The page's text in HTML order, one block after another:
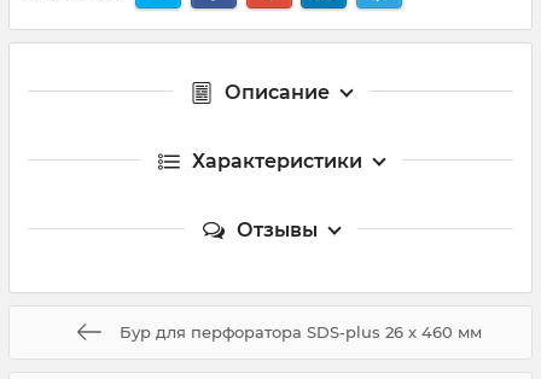
Описание
Характеристики
Отзывы
Бур для перфоратора SDS-plus 26 х 460 мм